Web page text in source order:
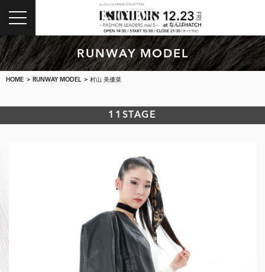
toggle
navigation
RUNWAY MODEL
HOME > RUNWAY MODEL > 村山 美優菜
11STAGE